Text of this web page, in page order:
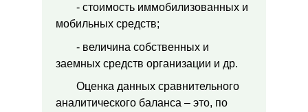
- стоимость иммобилизованных и
мобильных средств;
- величина собственных и
заемных средств организации и др.
Оценка данных сравнительного
аналитического баланса – это, по